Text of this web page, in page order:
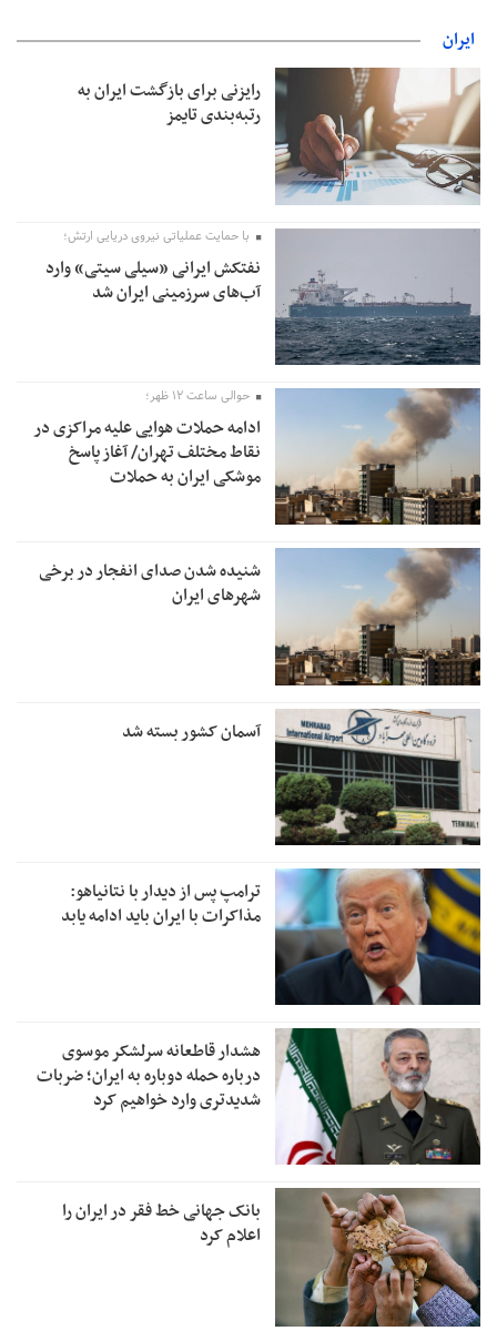
ایران
رایزنی برای بازگشت ایران به
رتبه‌بندی تایمز
با حمایت عملیاتی نیروی دریایی ارتش؛
نفتکش ایرانی «سیلی سیتی» وارد
آب‌های سرزمینی ایران شد
حوالی ساعت ۱۲ ظهر؛
ادامه حملات هوایی علیه مراکزی در
نقاط مختلف تهران/ آغاز پاسخ
موشکی ایران به حملات
شنیده شدن صدای انفجار در برخی
شهرهای ایران
آسمان کشور بسته شد
ترامپ پس از دیدار با نتانیاهو:
مذاکرات با ایران باید ادامه یابد
هشدار قاطعانه سرلشکر موسوی
درباره حمله دوباره به ایران؛ ضربات
شدیدتری وارد خواهیم کرد
بانک جهانی خط فقر در ایران را
اعلام کرد